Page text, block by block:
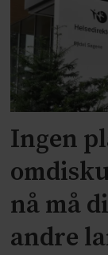
Ingen
nå må
andre